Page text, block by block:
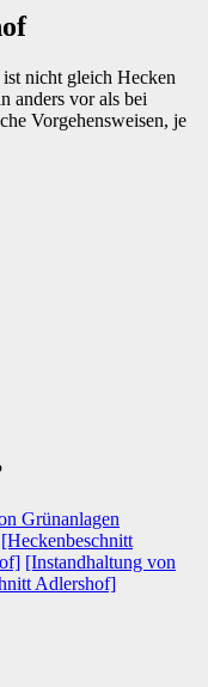
nicht gleich Hecken
anders vor als bei
Vorgehensweisen, je
Grünanlagen
[Heckenbeschnitt
[Instandhaltung von
Adlershof]